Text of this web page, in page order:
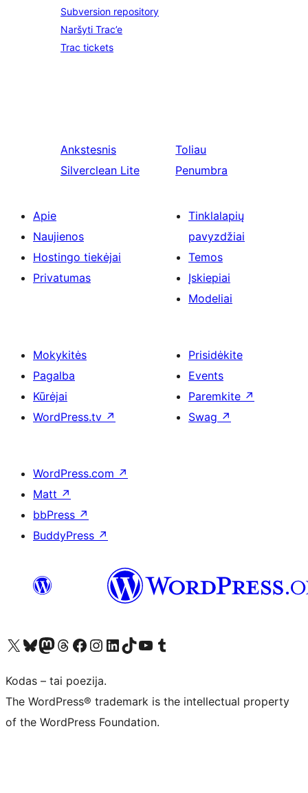
Subversion repository
Naršyti Trac’e
Trac tickets
Ankstesnis
Silverclean Lite
Toliau
Penumbra
Apie
Naujienos
Hostingo tiekėjai
Privatumas
Tinklalapių
pavyzdžiai
Temos
Įskiepiai
Modeliai
Mokykitės
Pagalba
Kūrėjai
WordPress.tv ↗
Prisidėkite
Events
Paremkite ↗
Swag ↗
WordPress.com ↗
Matt ↗
bbPress ↗
BuddyPress ↗
Visit our X (formerly Twitter) account
Apsilankykite mūsų Bluesky paskyroje
Visit our Mastodon account
Apsilankykite mūsų Threads paskyroje
Visit our Facebook page
Visit our Instagram account
Visit our LinkedIn account
Apsilankykite mūsų TikTok paskyroje
Visit our YouTube channel
Apsilankykite mūsų Tumblr paskyroje
Kodas – tai poezija.
The WordPress® trademark is the intellectual property
of the WordPress Foundation.